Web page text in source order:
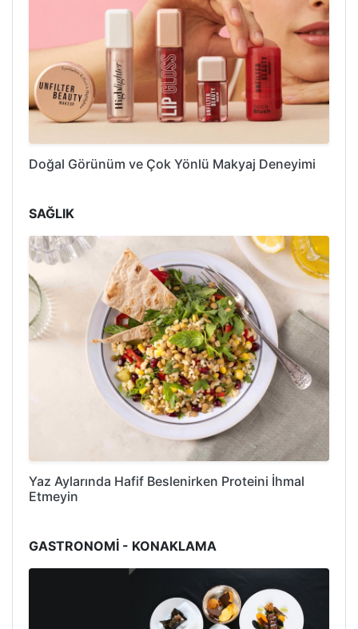
Doğal Görünüm ve Çok Yönlü Makyaj Deneyimi
SAĞLIK
Yaz Aylarında Hafif Beslenirken Proteini İhmal
Etmeyin
GASTRONOMİ - KONAKLAMA